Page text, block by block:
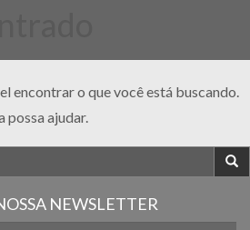
encontrar o que você está buscando.
possa ajudar.
NEWSLETTER